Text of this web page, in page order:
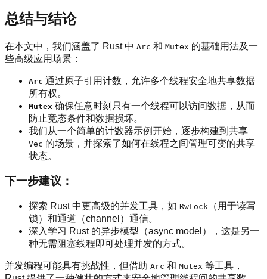
总结与结论
在本文中，我们涵盖了 Rust 中 Arc 和 Mutex 的基础用法及一
些高级应用场景：
Arc 通过原子引用计数，允许多个线程安全地共享数据
所有权。
Mutex 确保任意时刻只有一个线程可以访问数据，从而
防止竞态条件和数据损坏。
我们从一个简单的计数器示例开始，逐步构建到共享
Vec 的场景，并探索了如何在线程之间管理可变的共享
状态。
下一步建议：
探索 Rust 中更高级的并发工具，如 RwLock
（用于读写
锁）和通道（channel）通信。
深入学习 Rust 的异步模型（async model），这是另一
种无需阻塞线程即可处理并发的方式。
并发编程可能具有挑战性，但借助 Arc 和 Mutex 等工具，